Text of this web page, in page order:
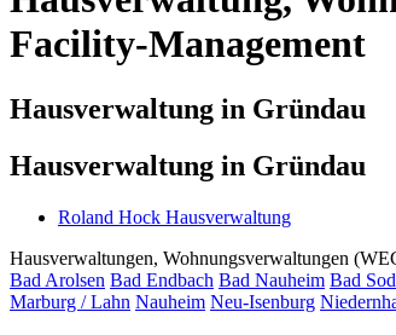
Facility-Management
Hausverwaltung in Gründau
Hausverwaltung in Gründau
Roland Hock Hausverwaltung
Hausverwaltungen, Wohnungsverwaltungen
Bad Arolsen Bad Endbach Bad Nauheim Bad
Marburg / Lahn Nauheim Neu-Isenburg